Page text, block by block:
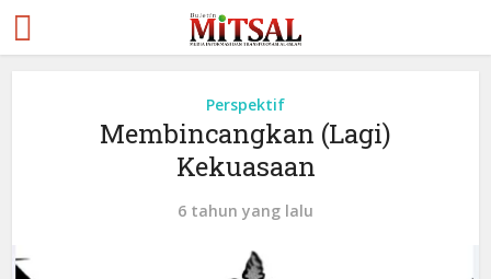
Perspektif
Membincangkan (Lagi)
Kekuasaan
6 tahun yang lalu